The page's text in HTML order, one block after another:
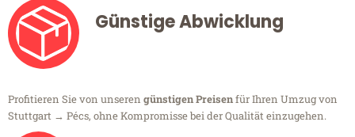
Günstige Abwicklung
Profitieren Sie von unseren günstigen Preisenfür Ihren Umzug von
Stuttgart → Pécs, ohne Kompromisse bei der Qualität einzugehen.